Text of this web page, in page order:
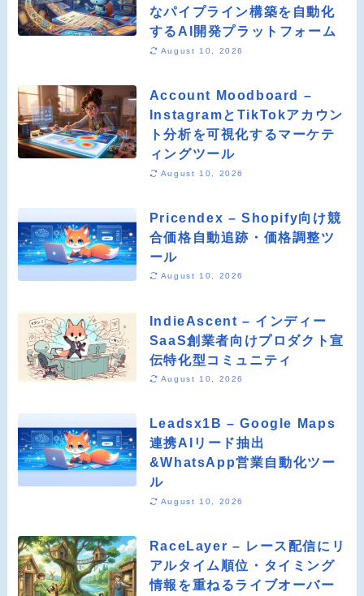
なパイプライン構築を自動化
するAI開発プラットフォーム
August 10, 2026
Account Moodboard –
InstagramとTikTokアカウン
ト分析を可視化するマーケテ
ィングツール
August 10, 2026
Pricendex – Shopify向け競
合価格自動追跡・価格調整ツ
ール
August 10, 2026
IndieAscent – インディー
SaaS創業者向けプロダクト宣
伝特化型コミュニティ
August 10, 2026
Leadsx1B – Google Maps
連携AIリード抽出
&WhatsApp営業自動化ツー
ル
August 10, 2026
RaceLayer – レース配信にリ
アルタイム順位・タイミング
情報を重ねるライブオーバー